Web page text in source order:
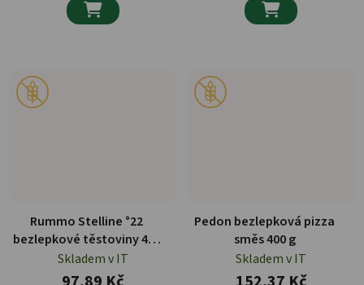
 
Rummo Stelline °22
bezlepkové těstoviny 400
g
Skladem v IT
Pedon bezlepková pizza
směs 400 g
Skladem v IT